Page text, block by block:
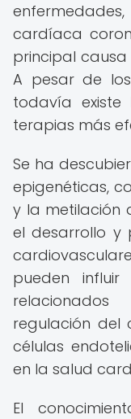
cardíaca
principal
A pesar de
todavía
terapias más
Se ha
epigenéticas,
y la metilación
el desarrollo y
pueden
regulación del
células
en la salud
El